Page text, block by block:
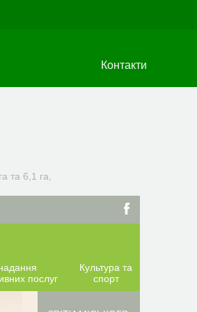
Контакти
та 6,1 га,
послуг
Культура та
спорт